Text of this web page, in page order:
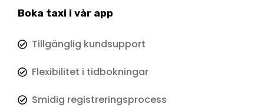
Boka taxi i vår app
Tillgänglig kundsupport
Flexibilitet i tidbokningar
Smidig registreringsprocess